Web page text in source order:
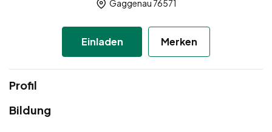
Gaggenau 76571
Einladen Merken
Profil
Bildung